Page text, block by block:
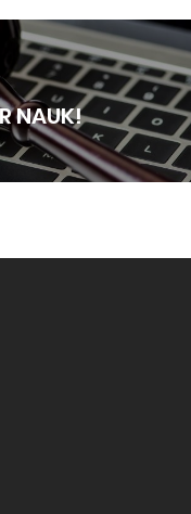
NAUK!